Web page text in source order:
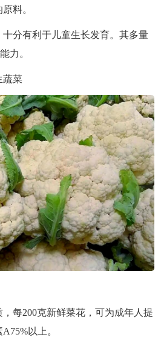
料。
分有利于儿童生长发育。其多量
力。
蔬菜
每200克新鲜菜花，可为成年人提
以上。